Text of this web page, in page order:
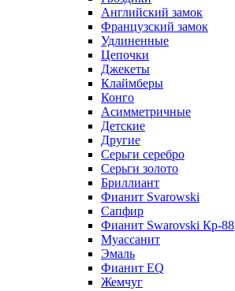
Английский замок
Французский замок
Удлиненные
Цепочки
Джекеты
Клаймберы
Конго
Асимметричные
Детские
Другие
Серьги серебро
Серьги золото
Бриллиант
Фианит Svarowski
Сапфир
Фианит Swarovski Кр-88
Муассанит
Эмаль
Фианит EQ
Жемчуг